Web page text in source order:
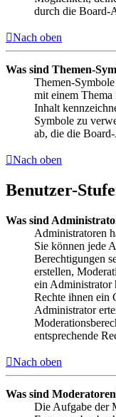
durch die Board-
Nach oben
Was sind Themen-
Themen-
mit einem Thema
Inhalt
Symbole zu
ab, die die
Nach oben
Benutzer-
Was sind
Administratoren
Sie können jede
Berechtigungen
erstellen,
ein Administrator
Rechte ihnen ein
Administrator
entsprechende
Nach oben
Was sind
Die Aufgabe der